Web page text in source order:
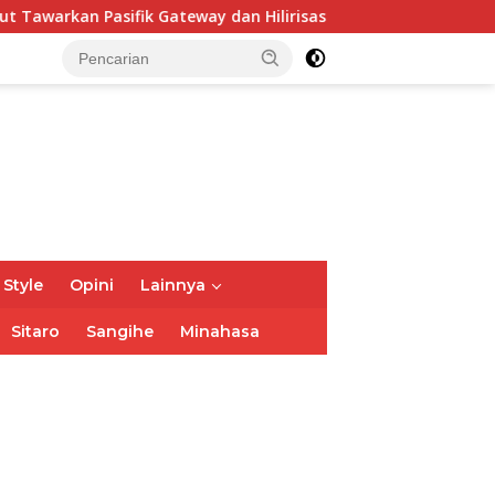
Gateway dan Hilirisasi Kelapa ke Investor
Opini Lainnya
Sitaro Sangihe Minahasa